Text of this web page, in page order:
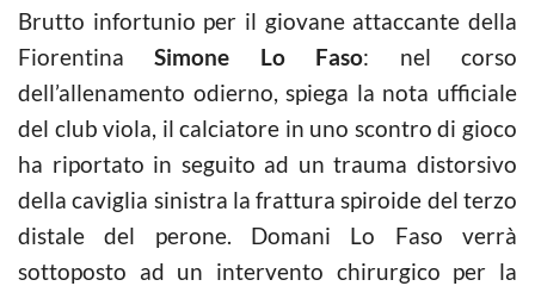
Brutto infortunio per il giovane attaccante della
FiorentinaSimone Lo Faso: nel corso
dell’allenamento odierno, spiega la nota ufficiale
del club viola, il calciatore in uno scontro di gioco
ha riportato in seguito ad un trauma distorsivo
della caviglia sinistra la frattura spiroide del terzo
distale del perone. Domani Lo Faso verrà
sottoposto ad un intervento chirurgico per la